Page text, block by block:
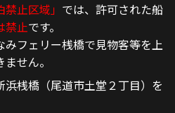
禁止区域」 では、許可された船
禁止です。
フェリー桟橋で見物客等を上
せん。
桟橋（尾道市土堂２丁目）を